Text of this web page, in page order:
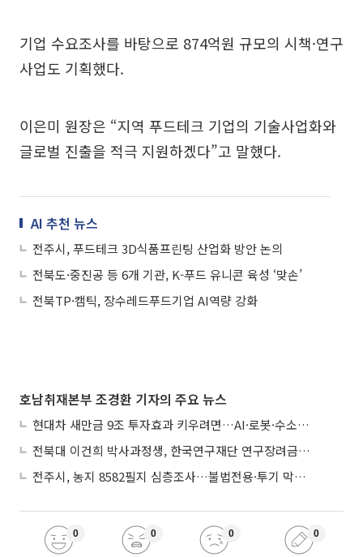
기업 수요조사를 바탕으로 874억원 규모의 시책·연구
사업도 기획했다.
이은미 원장은 “지역 푸드테크 기업의 기술사업화와
글로벌 진출을 적극 지원하겠다”고 말했다.
AI 추천 뉴스
전주시, 푸드테크 3D식품프린팅 산업화 방안 논의
전북도·중진공 등 6개 기관, K-푸드 유니콘 육성 ‘맞손’
전북TP·캠틱, 장수레드푸드기업 AI역량 강화
호남취재본부 조경환 기자의 주요 뉴스
현대차 새만금 9조 투자효과 키우려면…AI·로봇·수소 공공기관 집적화 시급
전북대 이건희 박사과정생, 한국연구재단 연구장려금 선정
전주시, 농지 8582필지 심층조사…불법전용·투기 막는다
0 0 0 0